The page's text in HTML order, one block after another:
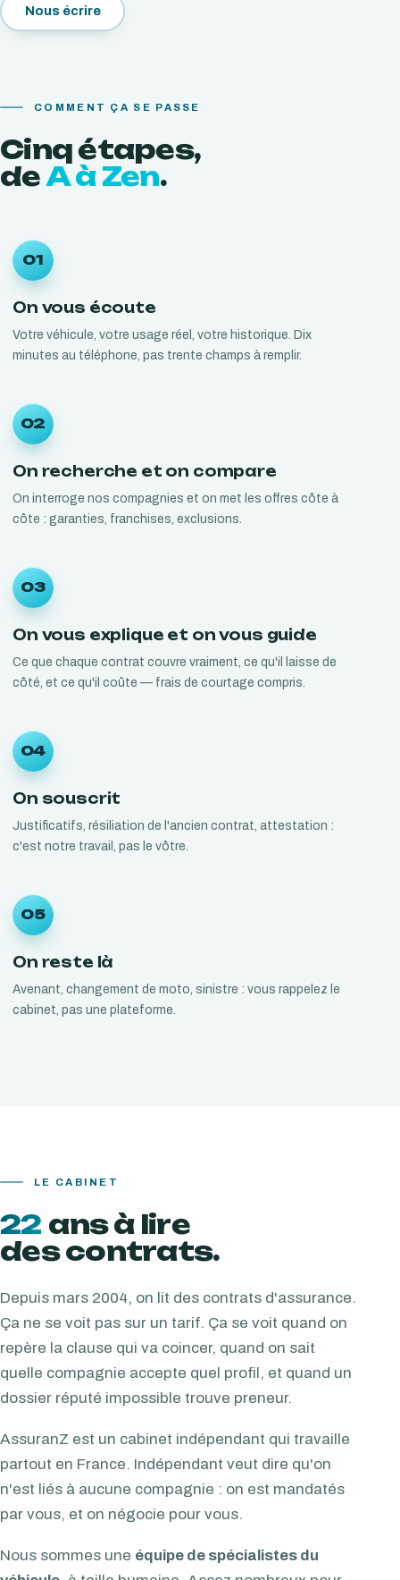
Nous écrire
COMMENT ÇA SE PASSE
Cinqétapes,
deA à Zen.
01
On vous écoute
Votre véhicule, votre usage réel, votre historique. Dix
minutes au téléphone, pas trente champs à remplir.
02
On recherche et on compare
On interroge nos compagnies et on met les offres côte à
côte : garanties, franchises, exclusions.
03
On vous explique et on vous guide
Ce que chaque contrat couvre vraiment, ce qu'il laisse de
côté, et ce qu'il coûte — frais de courtage compris.
04
On souscrit
Justificatifs, résiliation de l'ancien contrat, attestation :
c'est notre travail, pas le vôtre.
05
On reste là
Avenant, changement de moto, sinistre : vous rappelez le
cabinet, pas une plateforme.
LE CABINET
22 ans à lire
des contrats.
Depuis mars 2004, on lit des contrats d'assurance.
Ça ne se voit pas sur un tarif. Ça se voit quand on
repère la clause qui va coincer, quand on sait
quelle compagnie accepte quel profil, et quand un
dossier réputé impossible trouve preneur.
AssuranZ est un cabinet indépendant qui travaille
partout en France. Indépendant veut dire qu'on
n'est liés à aucune compagnie : on est mandatés
par vous, et on négocie pour vous.
Nous sommes une équipe de spécialistes du